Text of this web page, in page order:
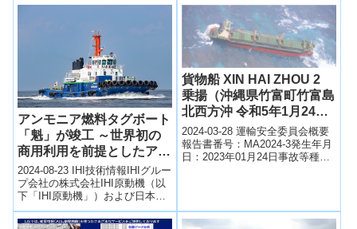
が、はやとが第五不動丸の右舷
方を通過すると思い航行を続け
たため、両船が衝突したものと
考えられる。はやとの船長は、
これまでの経験及び港則法では
特定港において小型船舶がそれ
以外の船舶の進路を避航すると
いう認識から、港内では接近す
る小型船舶が自船の進路を避け
てくれると思っていたことによ
るものと考えられる。
アンモニア燃料タグボート
「魁」が竣工 ～世界初の
商用利用を前提としたアン
モニア燃料船～
2024-08-23 IHI技術情報IHIグルー
プ会社の株式会社IHI原動機（以
下「IHI原動機」）および日本郵
船株式会社（以下「日本郵
船」）の2社が，一般財団...
貨物船 XIN HAI ZHOU 2
乗揚（沖縄県竹富町竹富島
北西方沖 令和5年1月24日
発生）
2024-03-28 運輸安全委員会概要
報告書番号：MA2024-3発生年月
日：2023年01月24日事故等種